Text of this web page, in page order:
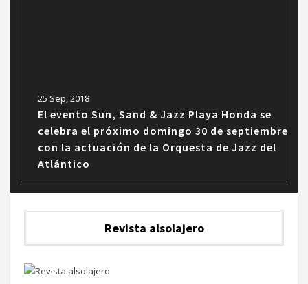
25 Sep, 2018
El evento Sun, Sand & Jazz Playa Honda se
celebra el próximo domingo 30 de septiembre
con la actuación de la Orquesta de Jazz del
Atlántico
Revista alsolajero